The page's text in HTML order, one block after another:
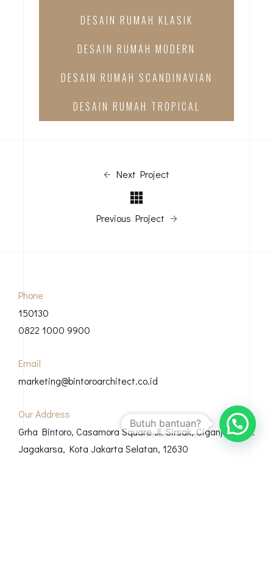
DESAIN RUMAH KLASIK
DESAIN RUMAH MODERN
DESAIN RUMAH SCANDINAVIAN
DESAIN RUMAH TROPICAL
Next Project
Previous Project
Phone
150130
0822 1000 9900
Email
marketing@bintoroarchitect.co.id
Our Address
Grha Bintoro, Casamora Square Jl. Sirsak, Ciganjur, Kec.
Jagakarsa, Kota Jakarta Selatan, 12630
Butuh bantuan?